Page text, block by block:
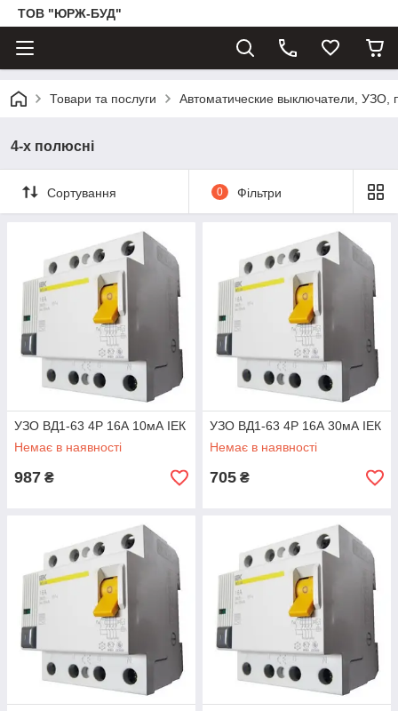
ТОВ "ЮРЖ-БУД"
Товари та послуги Автоматические выключатели, УЗО,
4-х полюсні
Сортування 0 Фільтри
УЗО ВД1-63 4Р 16А 10мА ІЕК
Немає в наявності
987 ₴
УЗО ВД1-63 4Р 16А 30мА ІЕК
Немає в наявності
705 ₴